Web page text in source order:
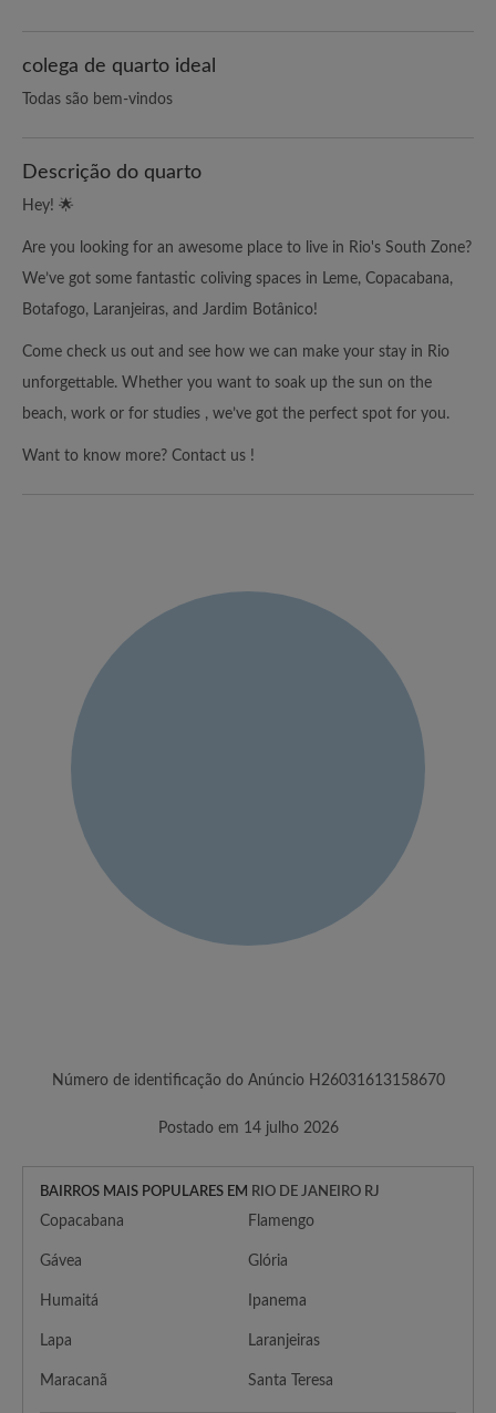
colega de quarto ideal
Todas são bem-vindos
Descrição do quarto
Hey! 🌟
Are you looking for an awesome place to live in Rio's South Zone?
We’ve got some fantastic coliving spaces in Leme, Copacabana,
Botafogo, Laranjeiras, and Jardim Botânico!
Come check us out and see how we can make your stay in Rio
unforgettable. Whether you want to soak up the sun on the
beach, work or for studies , we’ve got the perfect spot for you.
Want to know more? Contact us !
Número de identificação do Anúncio H26031613158670
Postado em 14 julho 2026
BAIRROS MAIS POPULARES EM RIO DE JANEIRO RJ
Copacabana Flamengo
Gávea Glória
Humaitá Ipanema
Lapa Laranjeiras
Maracanã Santa Teresa